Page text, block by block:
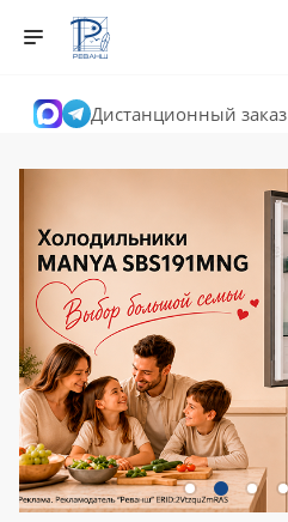
Дистанционный заказ